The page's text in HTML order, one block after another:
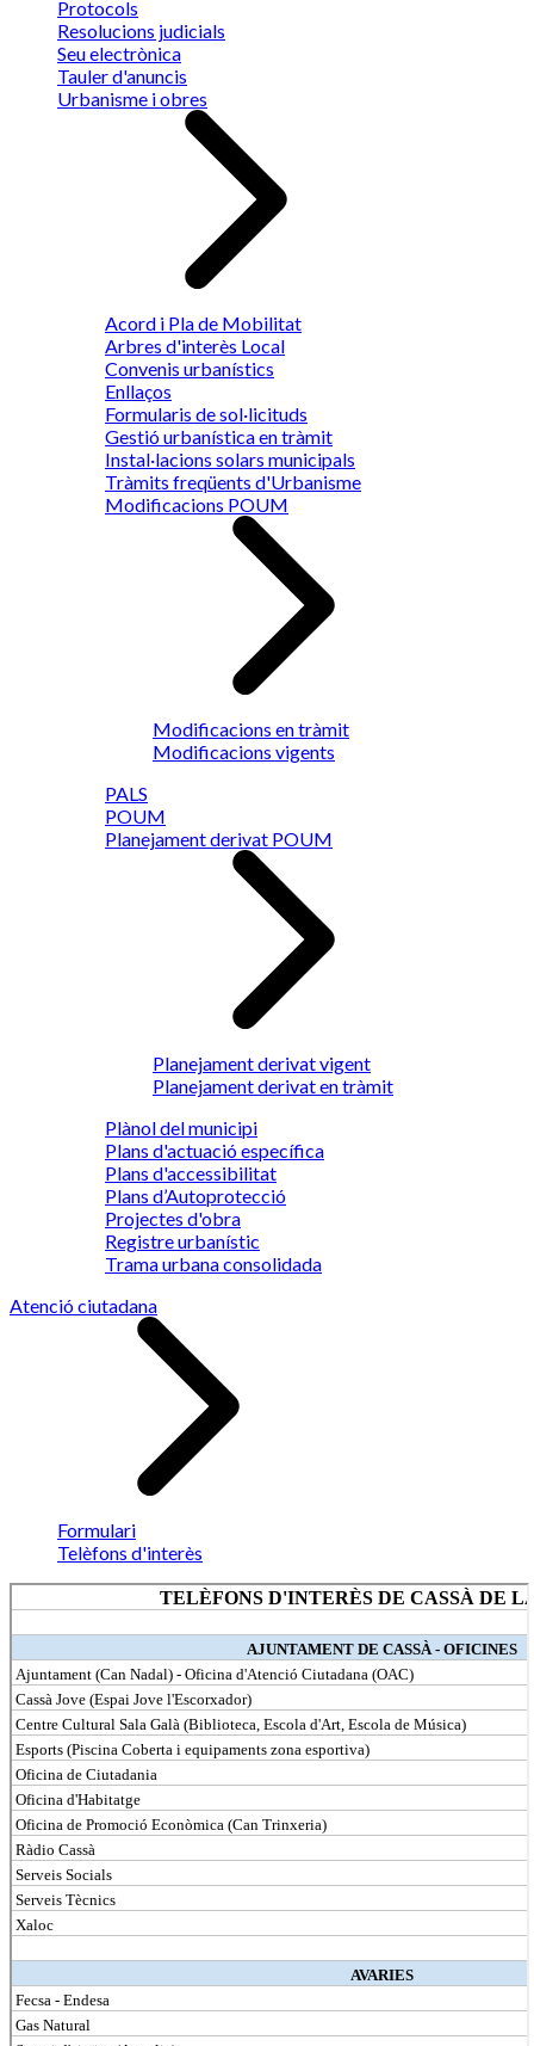
Protocols
Resolucions judicials
Seu electrònica
Tauler d'anuncis
Urbanisme i obres
Acord i Pla de Mobilitat
Arbres d'interès Local
Convenis urbanístics
Enllaços
Formularis de sol·licituds
Gestió urbanística en tràmit
Instal·lacions solars municipals
Tràmits freqüents d'Urbanisme
Modificacions POUM
Modificacions en tràmit
Modificacions vigents
PALS
POUM
Planejament derivat POUM
Planejament derivat vigent
Planejament derivat en tràmit
Plànol del municipi
Plans d'actuació específica
Plans d'accessibilitat
Plans d’Autoprotecció
Projectes d'obra
Registre urbanístic
Trama urbana consolidada
Atenció ciutadana
Formulari
Telèfons d'interès